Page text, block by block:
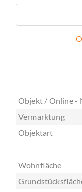
Objekt / Online -
Vermarktung
Objektart
Wohnfläche